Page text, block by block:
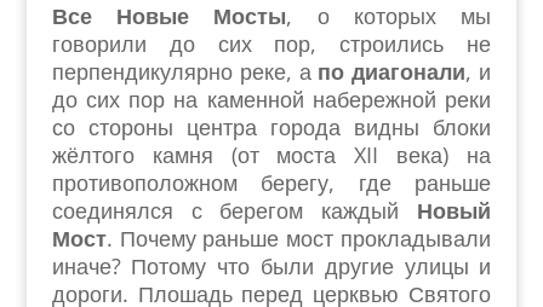
Все Новые Мосты, о которых мы
говорили до сих пор, строились не
перпендикулярно реке, апо диагонали, и
до сих пор на каменной набережной реки
со стороны центра города видны блоки
жёлтого камня (от моста XII века) на
противоположном берегу, где раньше
соединялся с берегом каждый Новый
Мост. Почему раньше мост прокладывали
иначе? Потому что были другие улицы и
дороги. Плошадь перед церквью Святого